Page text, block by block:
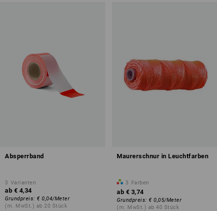
Absperrband
3 Varianten
ab € 4,34
Grundpreis: € 0,04/Meter
(m. MwSt.) ab 20 Stück
Maurerschnur in Leuchtfarben
3 Farben
ab € 3,74
Grundpreis: € 0,05/Meter
(m. MwSt.) ab 40 Stück